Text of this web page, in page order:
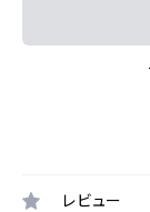
レビュー